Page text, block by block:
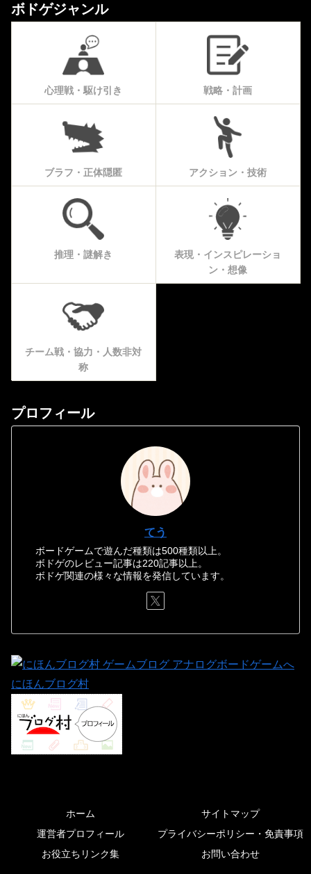
ボドゲジャンル
心理戦・駆け引き 戦略・計画
ブラフ・正体隠匿 アクション・技術
推理・謎解き
表現・インスピレーショ
ン・想像
チーム戦・協力・人数非対
称
プロフィール
てう
ボードゲームで遊んだ種類は500種類以上。
ボドゲのレビュー記事は220記事以上。
ボドゲ関連の様々な情報を発信しています。
にほんブログ村
ホーム
サイトマップ
運営者プロフィール
プライバシーポリシー・免責事項
お役立ちリンク集
お問い合わせ